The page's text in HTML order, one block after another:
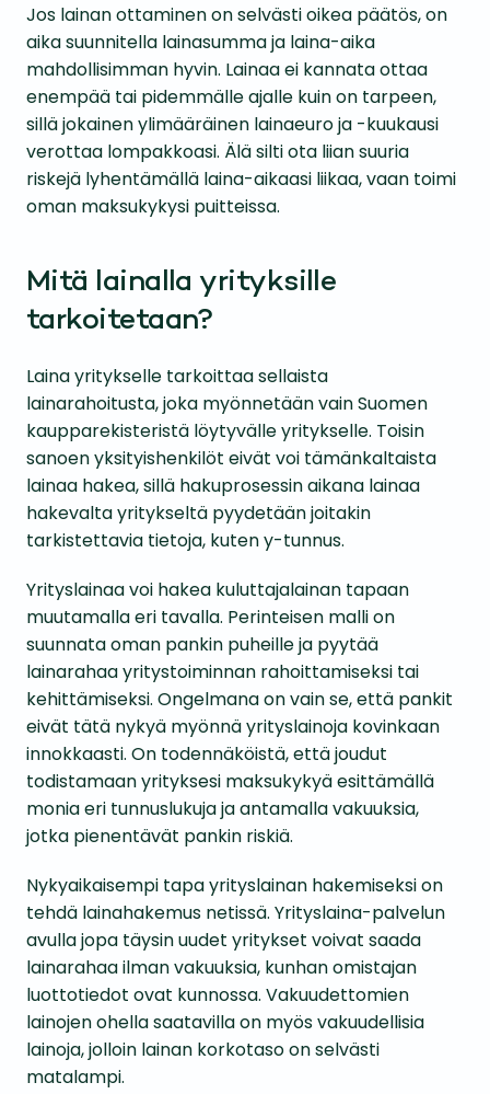
Jos lainan ottaminen on selvästi oikea päätös, on
aika suunnitella lainasumma ja laina-aika
mahdollisimman hyvin. Lainaa ei kannata ottaa
enempää tai pidemmälle ajalle kuin on tarpeen,
sillä jokainen ylimääräinen lainaeuro ja -kuukausi
verottaa lompakkoasi. Älä silti ota liian suuria
riskejä lyhentämällä laina-aikaasi liikaa, vaan toimi
oman maksukykysi puitteissa.
Mitä lainalla yrityksille
tarkoitetaan?
Laina yritykselle tarkoittaa sellaista
lainarahoitusta, joka myönnetään vain Suomen
kaupparekisteristä löytyvälle yritykselle. Toisin
sanoen yksityishenkilöt eivät voi tämänkaltaista
lainaa hakea, sillä hakuprosessin aikana lainaa
hakevalta yritykseltä pyydetään joitakin
tarkistettavia tietoja, kuten y-tunnus.
Yrityslainaa voi hakea kuluttajalainan tapaan
muutamalla eri tavalla. Perinteisen malli on
suunnata oman pankin puheille ja pyytää
lainarahaa yritystoiminnan rahoittamiseksi tai
kehittämiseksi. Ongelmana on vain se, että pankit
eivät tätä nykyä myönnä yrityslainoja kovinkaan
innokkaasti. On todennäköistä, että joudut
todistamaan yrityksesi maksukykyä esittämällä
monia eri tunnuslukuja ja antamalla vakuuksia,
jotka pienentävät pankin riskiä.
Nykyaikaisempi tapa yrityslainan hakemiseksi on
tehdä lainahakemus netissä. Yrityslaina-palvelun
avulla jopa täysin uudet yritykset voivat saada
lainarahaa ilman vakuuksia, kunhan omistajan
luottotiedot ovat kunnossa. Vakuudettomien
lainojen ohella saatavilla on myös vakuudellisia
lainoja, jolloin lainan korkotaso on selvästi
matalampi.